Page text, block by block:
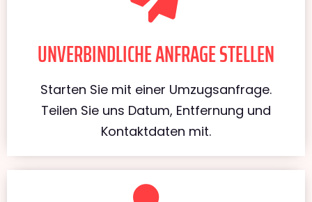
UNVERBINDLICHE ANFRAGE STELLEN
Starten Sie mit einer Umzugsanfrage.
Teilen Sie uns Datum, Entfernung und
Kontaktdaten mit.